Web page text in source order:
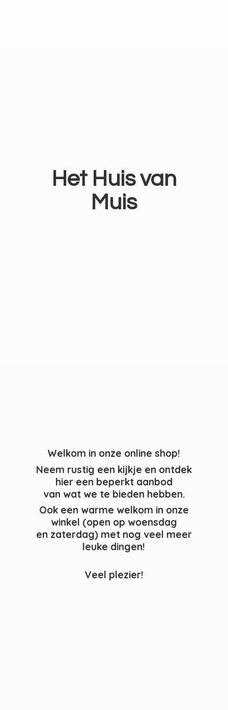
Het Huisvan
Muis
Welkom in onze online shop!
Neem rustig een kijkje en ontdek
hier een beperkt aanbod
van wat we te bieden hebben.
Ook een warme welkom in onze
winkel (open op woensdag
en zaterdag) met nog veel meer
leuke dingen!
Veel plezier!